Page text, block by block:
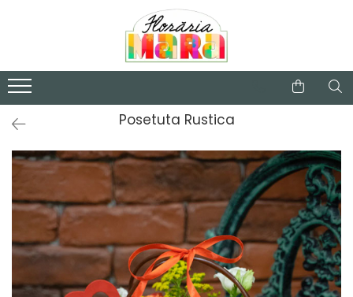
Buchete de flori
Valentine's Day
Aranjamente florale
Trandafiri criogenati
Plante de apartament
Posetuta Rustica